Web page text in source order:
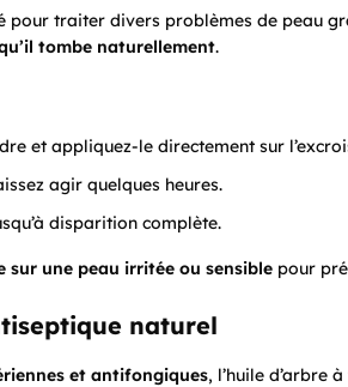
pour traiter divers problèmes de peau
tombe naturellement.
et appliquez-le directement sur
agir quelques heures.
disparition complète.
sur une peau irritée ou sensible pour
naturel
et antifongiques, l’huile d’arbre